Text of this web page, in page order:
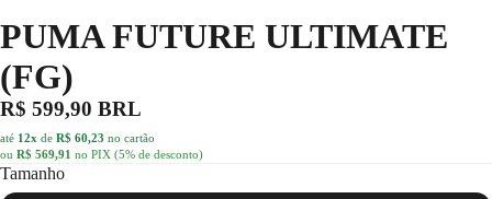
PUMA FUTURE ULTIMATE
(FG)
R$ 599,90 BRL
até 12x de R$ 60,23 no cartão
ou R$ 569,91 no PIX (5% de desconto)
Tamanho